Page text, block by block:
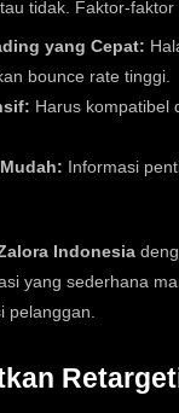
tidak. Faktor-faktor
yang Cepat:
bounce rate tinggi.
Harus kompatibel
Informasi
Indonesia
yang sederhana
pelanggan.